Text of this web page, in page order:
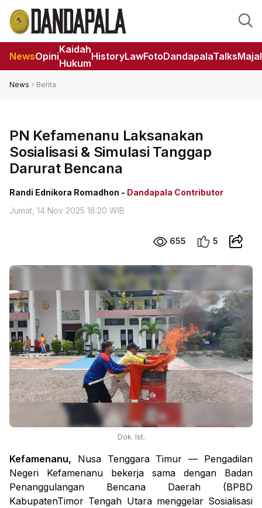
NewsOpini
Kaidah
Hukum
HistoryLawFotoDandapalaTalks
News Berita
PN Kefamenanu Laksanakan
Sosialisasi & Simulasi Tanggap
Darurat Bencana
Randi Ednikora Romadhon - Dandapala Contributor
Jumat, 14 Nov 2025 18:20 WIB
655 5
Dok. Ist.
Kefamenanu, Nusa Tenggara Timur — Pengadilan
Negeri Kefamenanu bekerja sama dengan Badan
Penanggulangan Bencana Daerah (BPBD
KabupatenTimor Tengah Utara menggelar Sosialisasi